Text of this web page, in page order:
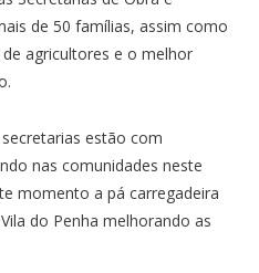
de 50 famílias, assim como
agricultores e o melhor
estão com
nas comunidades neste
momento a pá carregadeira
do Penha melhorando as